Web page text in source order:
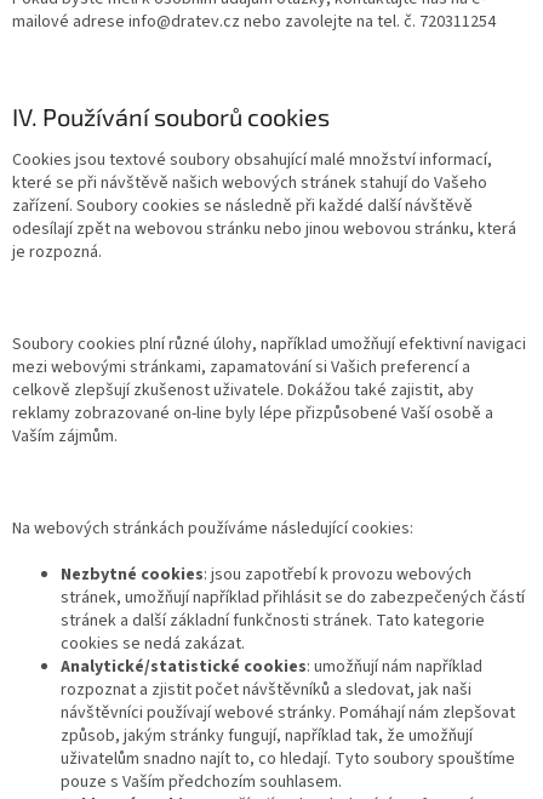
mailové adrese info@dratev.cz nebo zavolejte na tel. č. 720311254
IV. Používání souborů cookies
Cookies jsou textové soubory obsahující malé množství informací,
které se při návštěvě našich webových stránek stahují do Vašeho
zařízení. Soubory cookies se následně při každé další návštěvě
odesílají zpět na webovou stránku nebo jinou webovou stránku, která
je rozpozná.
Soubory cookies plní různé úlohy, například umožňují efektivní navigaci
mezi webovými stránkami, zapamatování si Vašich preferencí a
celkově zlepšují zkušenost uživatele. Dokážou také zajistit, aby
reklamy zobrazované on-line byly lépe přizpůsobené Vaší osobě a
Vaším zájmům.
Na webových stránkách používáme následující cookies:
Nezbytné cookies: jsou zapotřebí k provozu webových
stránek, umožňují například přihlásit se do zabezpečených částí
stránek a další základní funkčnosti stránek. Tato kategorie
cookies se nedá zakázat.
Analytické/statistické cookies: umožňují nám například
rozpoznat a zjistit počet návštěvníků a sledovat, jak naši
návštěvníci používají webové stránky. Pomáhají nám zlepšovat
způsob, jakým stránky fungují, například tak, že umožňují
uživatelům snadno najít to, co hledají. Tyto soubory spouštíme
pouze s Vaším předchozím souhlasem.